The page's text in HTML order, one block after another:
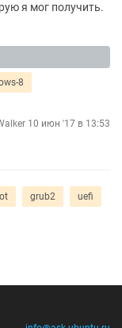
я мог получить.
8
10 июн '17 в 13:53
grub2 uefi